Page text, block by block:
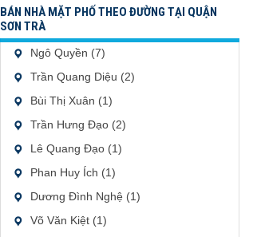
BÁN NHÀ MẶT PHỐ THEO ĐƯỜNG TẠI QUẬN
SƠN TRÀ
Ngô Quyền (7)
Trần Quang Diệu (2)
Bùi Thị Xuân (1)
Trần Hưng Đạo (2)
Lê Quang Đạo (1)
Phan Huy Ích (1)
Dương Đình Nghệ (1)
Võ Văn Kiệt (1)